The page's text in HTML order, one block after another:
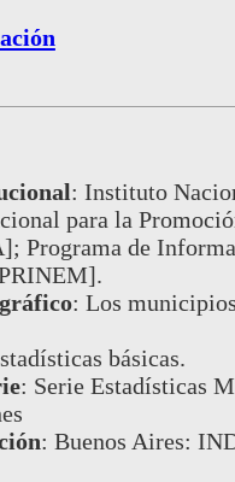
: Instituto
para la
Programa de
: Los
básicas.
: Serie Estadísticas
: Buenos Aires: